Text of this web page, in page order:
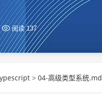
阅读137
> 04-高级类型系统.md